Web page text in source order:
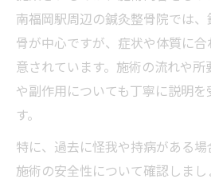
南福岡駅周辺の鍼灸整骨院では
骨が中心ですが、症状や体質に
意されています。施術の流れや
や副作用についても丁寧に説明
す。
特に、過去に怪我や持病がある場
施術の安全性について確認しま